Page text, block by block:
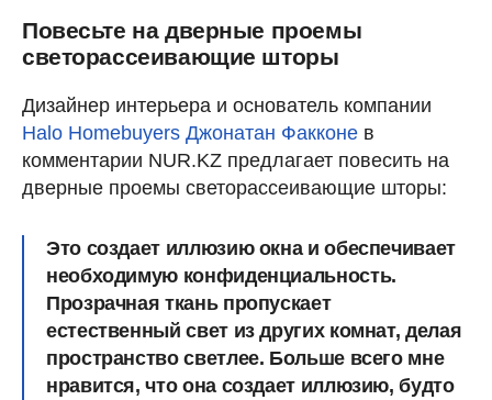
Повесьте на дверные проемы
светорассеивающие шторы
Дизайнер интерьера и основатель компании
Halo Homebuyers Джонатан Факконе в
комментарии NUR.KZ предлагает повесить на
дверные проемы светорассеивающие шторы:
Это создает иллюзию окна и обеспечивает
необходимую конфиденциальность.
Прозрачная ткань пропускает
естественный свет из других комнат, делая
пространство светлее. Больше всего мне
нравится, что она создает иллюзию, будто